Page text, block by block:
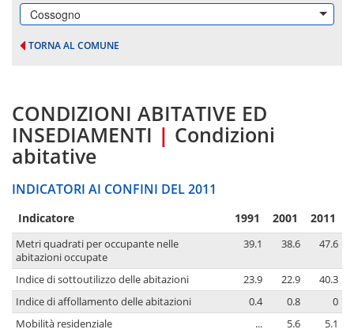
Cossogno
TORNA AL COMUNE
CONDIZIONI ABITATIVE ED
INSEDIAMENTI | Condizioni
abitative
INDICATORI AI CONFINI DEL 2011
Indicatore 1991 2001 2011
Metri quadrati per occupante nelle
abitazioni occupate
39.1 38.6 47.6
Indice di sottoutilizzo delle abitazioni 23.9 22.9
40.3
Indice di affollamento delle abitazioni
0.4 0.8
0
Mobilità residenziale
... 5.6 5.1